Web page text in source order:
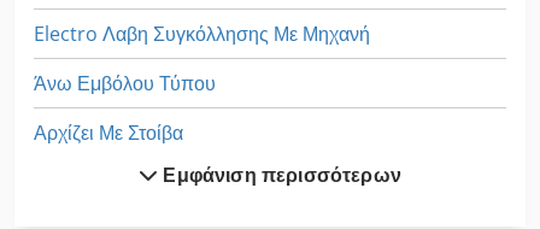
Electro Λαβη Συγκόλλησης Με Μηχανή
Άνω Εμβόλου Τύπου
Αρχίζει Με Στοίβα
Είδα Κατασκευή ΆξοναΕμφάνιση περισσότερων